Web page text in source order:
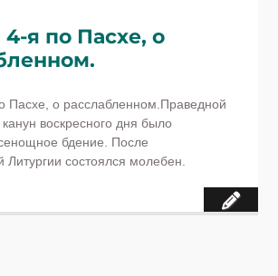
я по Пасхе, о
Пасхе, о расслабленном.Праведной
воскресного дня было
бдение. После
Литургии состоялся молебен.